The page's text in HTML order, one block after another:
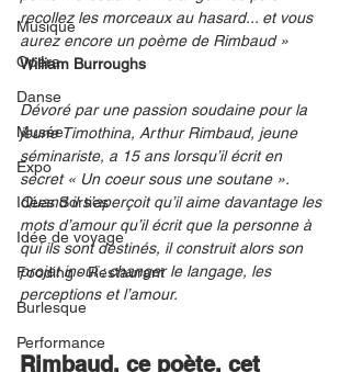
Musique
Opéra
Danse
Musée
Expo
Idées Sorties
Idée de voyage
Fooding - Restaurant
Burlesque
Performance
recollez les morceaux au hasard... et vous
aurez encore un poème de Rimbaud »
William Burroughs
Dévoré par une passion soudaine pour la
jeune Timothina, Arthur Rimbaud, jeune
séminariste, a 15 ans lorsqu’il écrit en
secret « Un coeur sous une soutane ».
Quand il s’aperçoit qu’il aime davantage les
mots d’amour qu’il écrit que la personne à
qui ils sont destinés, il construit alors son
projet inouï : changer le langage, les
perceptions et l’amour.
Rimbaud, ce poète, cet